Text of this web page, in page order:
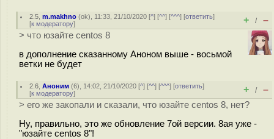
2.5 ,m.makhno (ok), 11:33, 21/10/2020 [^] [^^] [^^^] [ответить]
[к модератору] + / –
> что юзайте centos 8
в дополнение сказанному Аноном выше - восьмой
ветки не будет
2.6 ,Аноним (6), 14:02, 21/10/2020 [^] [^^] [^^^] [ответить]
[к модератору] + / –
> его же закопали и сказали, что юзайте centos 8, нет?
Ну, правильно, это же обновление 7ой версии. 8ая уже -
"юзайте centos 8"!